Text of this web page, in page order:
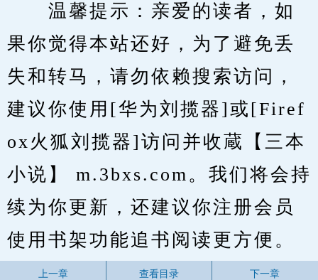
温馨提示：亲爱的读者，如
果你觉得本站还好，为了避免丢
失和转马，请勿依赖搜索访问，
建议你使用[华为刘揽器]或[Firef
ox火狐刘揽器]访问并收蔵【三本
小说】 m.3bxs.com。我们将会持
续为你更新，还建议你注册会员
使用书架功能追书阅读更方便。
上一章 查看目录 下一章